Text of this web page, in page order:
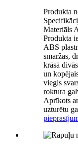
Produkta
Materiāls
Produkta
ABS
smaržas,
krāsā
un
viegls
roktura
Aprīkots
uzturētu